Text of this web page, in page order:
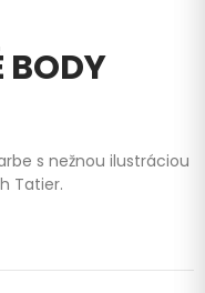
BODY
s nežnou ilustráciou
Tatier.